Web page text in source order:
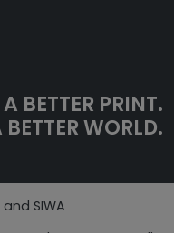
BETTER PRINT.
BETTER WORLD.
SIWA